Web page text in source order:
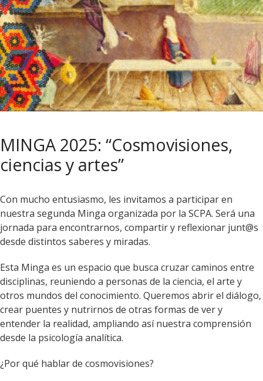
MINGA 2025: “Cosmovisiones,
ciencias y artes”
Con mucho entusiasmo, les invitamos a participar en
nuestra segunda Minga organizada por la SCPA. Será una
jornada para encontrarnos, compartir y reflexionar junt@s
desde distintos saberes y miradas.
Esta Minga es un espacio que busca cruzar caminos entre
disciplinas, reuniendo a personas de la ciencia, el arte y
otros mundos del conocimiento. Queremos abrir el diálogo,
crear puentes y nutrirnos de otras formas de ver y
entender la realidad, ampliando así nuestra comprensión
desde la psicología analítica.
¿Por qué hablar de cosmovisiones?